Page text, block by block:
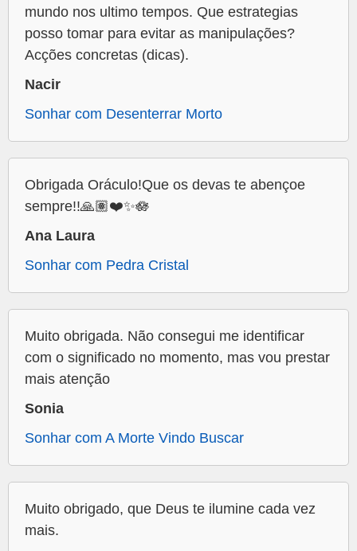
mundo nos ultimo tempos. Que estrategias
posso tomar para evitar as manipulações?
Acções concretas (dicas).
Nacir
Sonhar com Desenterrar Morto
Obrigada Oráculo!Que os devas te abençoe
sempre!!🙏🏽❤️✨🪷
Ana Laura
Sonhar com Pedra Cristal
Muito obrigada. Não consegui me identificar
com o significado no momento, mas vou prestar
mais atenção
Sonia
Sonhar com A Morte Vindo Buscar
Muito obrigado, que Deus te ilumine cada vez
mais.